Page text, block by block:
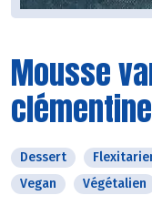
Mousse
clémentine
Dessert
Vegan
Végétalien